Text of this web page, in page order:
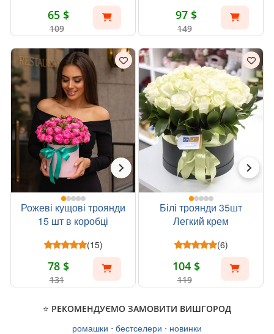
65 $
109
97 $
149
Рожеві кущові троянди
15 шт в коробці
(15)
78 $
131
Білі троянди 35шт
Легкий крем
(6)
104 $
119
⭐ РЕКОМЕНДУЄМО ЗАМОВИТИ ВИШГОРОД
ромашки ⋅ бестселери ⋅ новинки